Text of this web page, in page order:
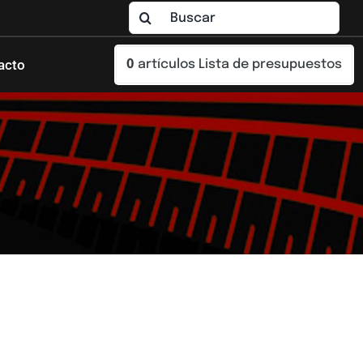
Buscar:
0 artículos Lista de presupuestos